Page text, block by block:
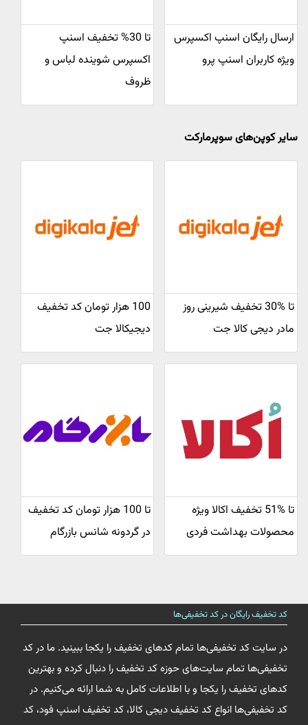
ارسال رایگان اسنپ اکسپرس
ویژه کاربران اسنپ پرو
تا 30% تخفیف اسنپ
اکسپرس شوینده لباس و
ظروف
سایر کوپن‌های سوپرمارکت
تا %30 تخفیف شیرینی روز
مادر دیجی کالا جت
100 هزار تومان کد تخفیف
دیجیکالا جت
تا %51 تخفیف اکالا ویژه
محصولات بهداشت فردی
تا 100 هزار تومان کد تخفیف
در گردونه شانس بازرگام
کد تخفیف رایگان در کد تخفیفی‌ها
در سایت کد تخفیفی‌ها تمام کدهای تخفیف را یکجا ببینید. ما در کد
تخفیفی‌ها تمام سایت‌های حوزه کد تخفیف را دنبال کرده و بهترین
کدهای تخفیف را یکجا و با اطلاعات کامل به شما ارائه می‌کنیم. در
کد تخفیفی‌ها انواع کد تخفیف دیجی کالا، کد تخفیف اسنپ فود، کد